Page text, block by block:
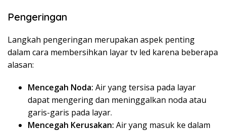
Pengeringan
Langkah pengeringan merupakan aspek penting
dalam cara membersihkan layar tv led karena beberapa
alasan:
Mencegah Noda: Air yang tersisa pada layar
dapat mengering dan meninggalkan noda atau
garis-garis pada layar.
Mencegah Kerusakan: Air yang masuk ke dalam